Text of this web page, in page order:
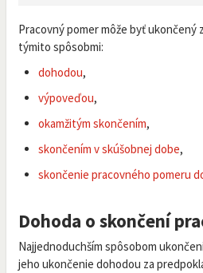
Pracovný pomer môže byť ukončený
týmito spôsobmi:
dohodou,
výpoveďou,
okamžitým skončením,
skončením v skúšobnej dobe,
skončenie pracovného pomeru
Dohoda o skončení
Najjednoduchším spôsobom
jeho ukončenie dohodou za